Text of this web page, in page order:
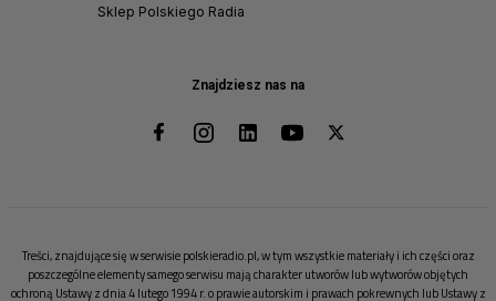
Znajdziesz nas na
Sklep Polskiego Radia
Treści, znajdujące się w serwisie polskieradio.pl, w tym wszystkie materiały i ich części oraz
poszczególne elementy samego serwisu mają charakter utworów lub wytworów objętych
ochroną Ustawy z dnia 4 lutego 1994 r. o prawie autorskim i prawach pokrewnych lub Ustawy z